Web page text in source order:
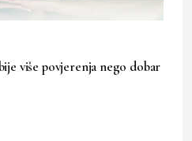
više povjerenja nego dobar